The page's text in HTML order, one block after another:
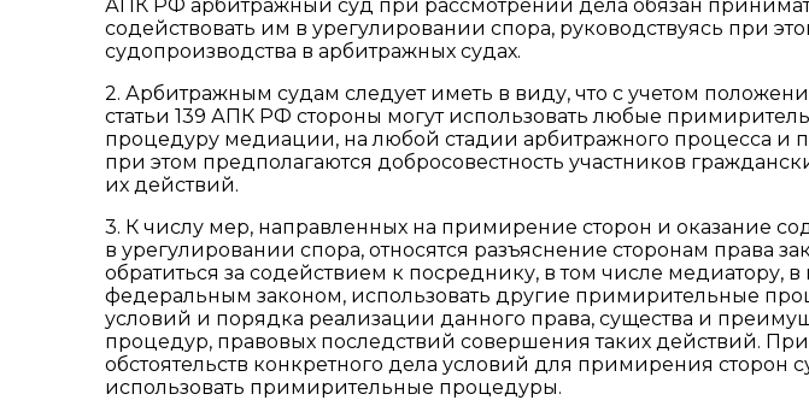
АПК РФ арбитражный суд при рассмотрении дела обязан
содействовать им в урегулировании спора, руководствуясь при
судопроизводства в арбитражных судах.
2. Арбитражным судам следует иметь в виду, что с учетом
статьи 139 АПК РФ стороны могут использовать любые
процедуру медиации, на любой стадии арбитражного процесса и
при этом предполагаются добросовестность участников
их действий.
3. К числу мер, направленных на примирение сторон и оказание
в урегулировании спора, относятся разъяснение сторонам права
обратиться за содействием к посреднику, в том числе медиатору,
федеральным законом, использовать другие примирительные
условий и порядка реализации данного права, существа и
процедур, правовых последствий совершения таких действий.
обстоятельств конкретного дела условий для примирения сторон
использовать примирительные процедуры.